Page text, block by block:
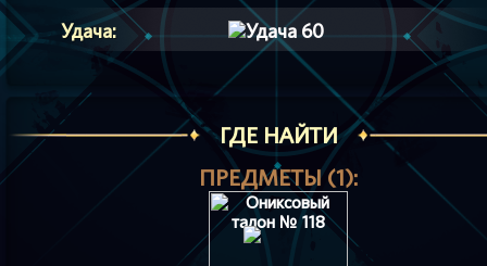
Удача:
60
ГДЕ НАЙТИ
ПРЕДМЕТЫ (1):